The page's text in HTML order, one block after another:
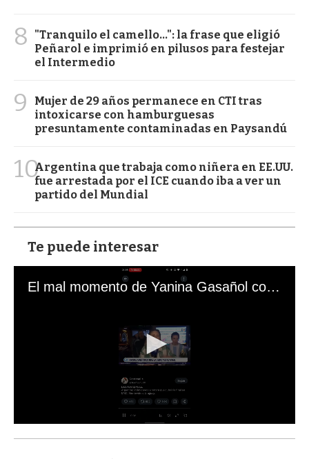
8
"Tranquilo el camello...": la frase que eligió
Peñarol e imprimió en pilusos para festejar
el Intermedio
9
Mujer de 29 años permanece en CTI tras
intoxicarse con hamburguesas
presuntamente contaminadas en Paysandú
10Argentina que trabaja como niñera en EE.UU.
fue arrestada por el ICE cuando iba a ver un
partido del Mundial
Te puede interesar
El mal momento de Yanina Gasañol con un hincha argentino en "Subrayado"
s